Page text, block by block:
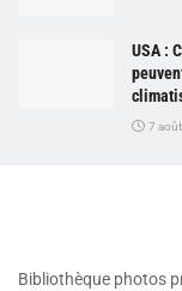
USA :
7
Bibliothèque photos